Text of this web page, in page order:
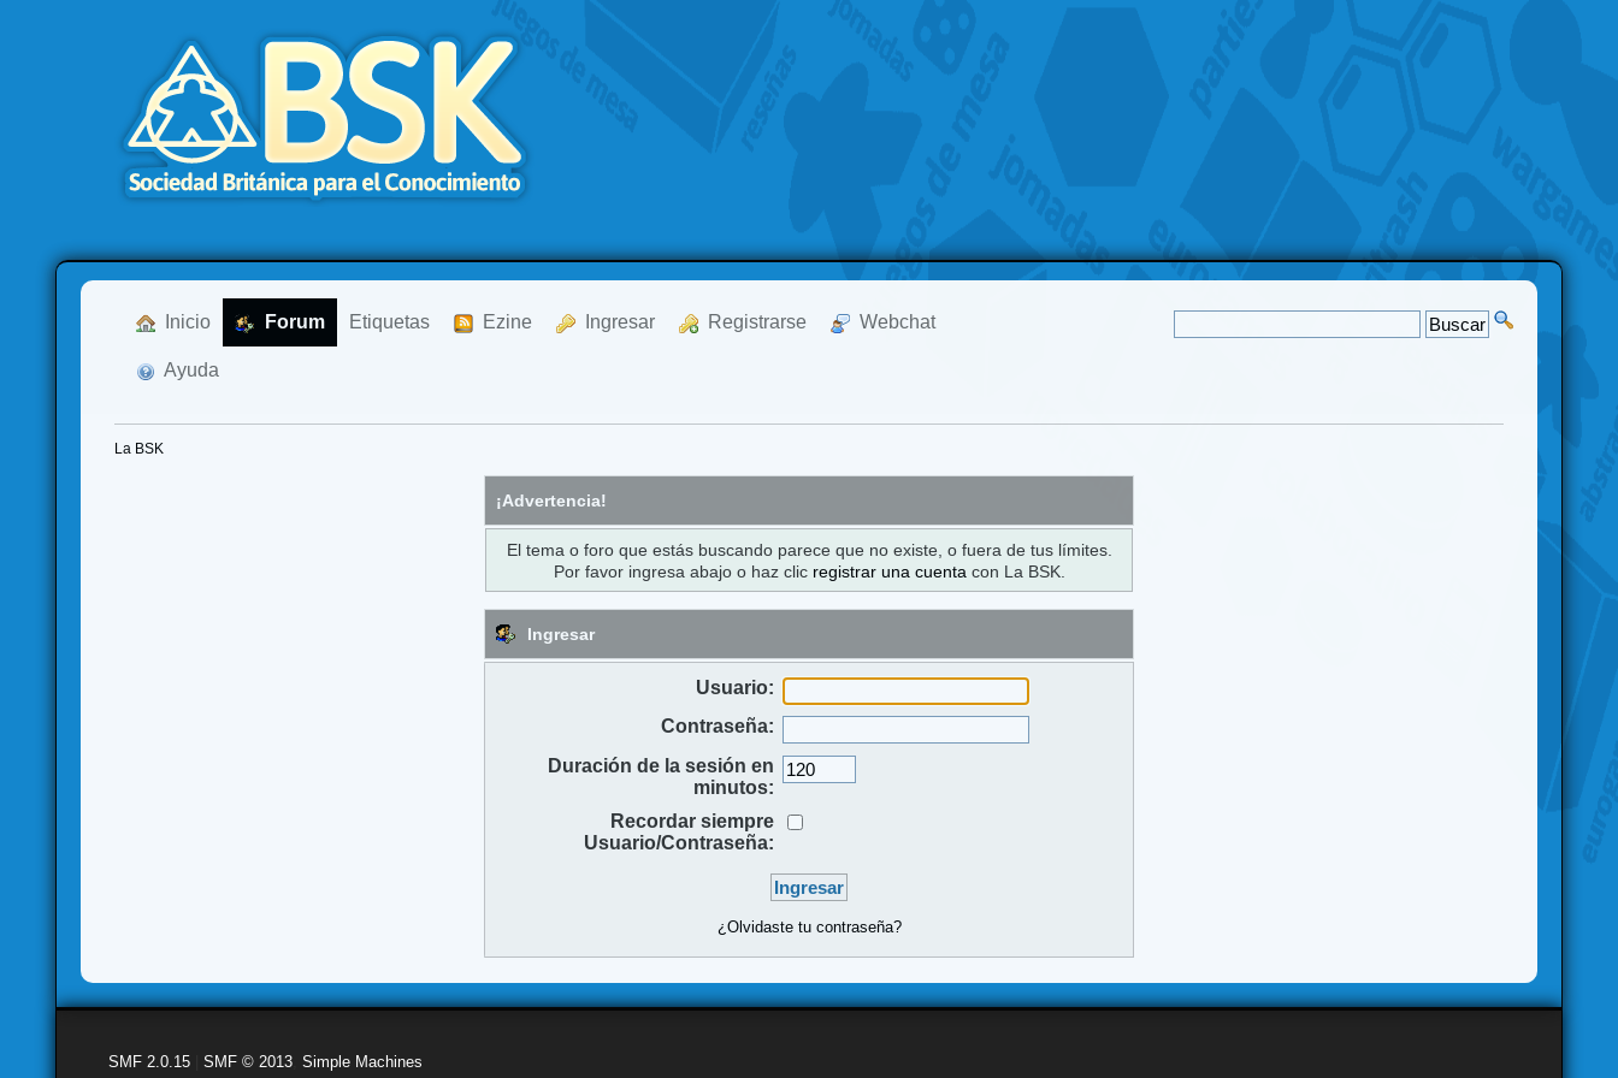
Inicio Forum Etiquetas Ezine Ingresar Registrarse Webchat
Ayuda
La BSK
¡Advertencia!
El tema o foro que estás buscando parece que no existe, o fuera de tus límites.
Por favor ingresa abajo o haz clic registrar una cuenta con La BSK.
Ingresar
Usuario:
Contraseña:
Duración de la sesión en
minutos:
Recordar siempre
Usuario/Contraseña:
¿Olvidaste tu contraseña?
SMF 2.0.15 |SMF © 2013 ,Simple Machines